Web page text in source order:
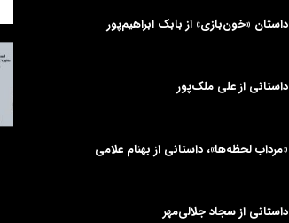
داستان «خون‌بازی» از بابک ابراهیم‌پور
داستانی از علی‌ ملک‌پور
«مرداب لحظه‌ها»، داستانی از بهنام علامی
داستانی از سجاد جلالی‌مهر